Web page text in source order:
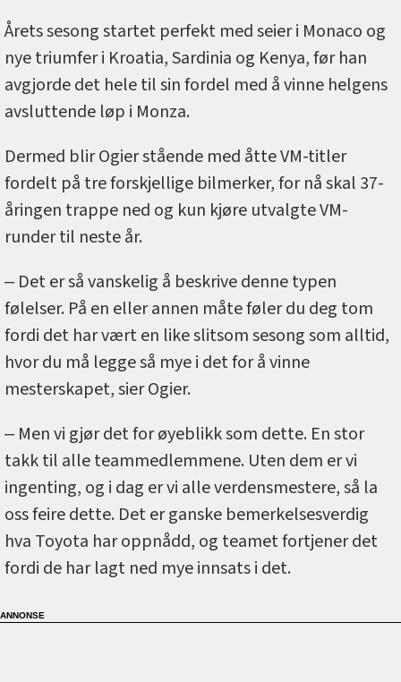
Årets sesong startet perfekt med seier i Monaco og
nye triumfer i Kroatia, Sardinia og Kenya, før han
avgjorde det hele til sin fordel med å vinne helgens
avsluttende løp i Monza.
Dermed blir Ogier stående med åtte VM-titler
fordelt på tre forskjellige bilmerker, for nå skal 37-
åringen trappe ned og kun kjøre utvalgte VM-
runder til neste år.
‒ Det er så vanskelig å beskrive denne typen
følelser. På en eller annen måte føler du deg tom
fordi det har vært en like slitsom sesong som alltid,
hvor du må legge så mye i det for å vinne
mesterskapet, sier Ogier.
‒ Men vi gjør det for øyeblikk som dette. En stor
takk til alle teammedlemmene. Uten dem er vi
ingenting, og i dag er vi alle verdensmestere, så la
oss feire dette. Det er ganske bemerkelsesverdig
hva Toyota har oppnådd, og teamet fortjener det
fordi de har lagt ned mye innsats i det.